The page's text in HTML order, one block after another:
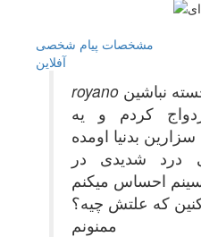
مشخصات پیام شخصی
آفلاين
نباشین
4ساله ازدواج کردم و یه
درد شدیدی در
احساس میکنم
کنین که علتش چیه؟
ممنونم